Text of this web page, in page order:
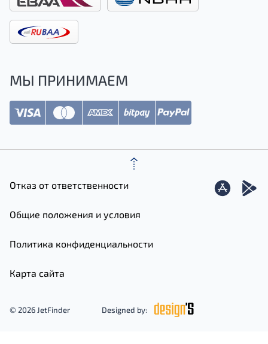
МЫ ПРИНИМАЕМ
Отказ от ответственности
Общие положения и условия
Политика конфиденциальности
Карта сайта
© 2026 JetFinder Designed by: